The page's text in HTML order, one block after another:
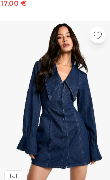
Chapeaux, gants et écharpes
Sacs et portefeuilles
Shoppez par collection
BOOHOOMAN | Ronaldinho
BOOHOOMAN | Patrice Evra
Vacances
Common Pace
Training Dept
One More Rep
Indispensables
Tenues De Soirée
17,00 €
Tall